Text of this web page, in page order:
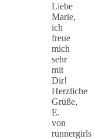
Liebe
Marie,
ich
freue
mich
sehr
mit
Dir!
Herzliche
Grüße,
E.
von
runnergirls